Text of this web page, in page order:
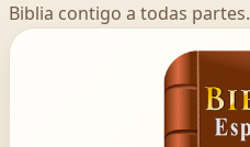
Biblia contigo a todas partes.